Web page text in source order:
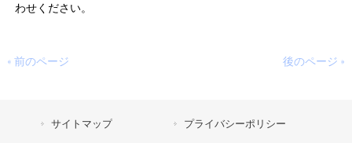
わせください。
« 前のページ 後のページ »
サイトマップ プライバシーポリシー